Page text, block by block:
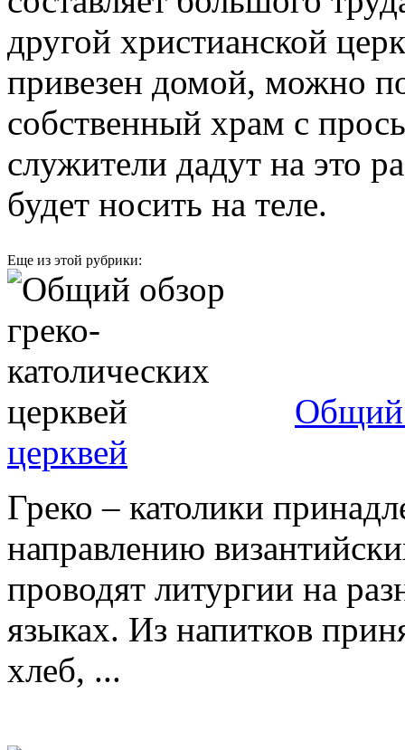
другой христианской
привезен домой, можно
собственный храм с
служители дадут на это
будет носить на теле.
Еще из этой рубрики:
Общий
церквей
Греко – католики
направлению
проводят литургии на
языках. Из напитков
хлеб, ...